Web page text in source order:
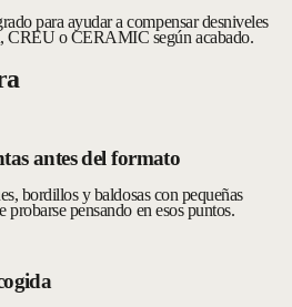
para ayudar a compensar desniveles
CREU o CERAMIC según acabado.
antes del formato
bordillos y baldosas con pequeñas
pensando en esos puntos.